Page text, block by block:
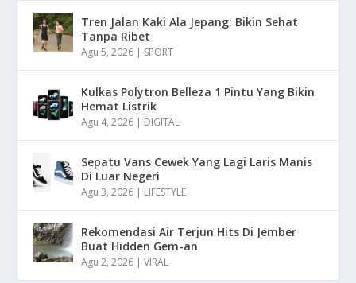
Tren Jalan Kaki Ala Jepang: Bikin Sehat
Tanpa Ribet
Agu 5, 2026 | SPORT
Kulkas Polytron Belleza 1 Pintu Yang Bikin
Hemat Listrik
Agu 4, 2026 | DIGITAL
Sepatu Vans Cewek Yang Lagi Laris Manis
Di Luar Negeri
Agu 3, 2026 | LIFESTYLE
Rekomendasi Air Terjun Hits Di Jember
Buat Hidden Gem-an
Agu 2, 2026 |VIRAL